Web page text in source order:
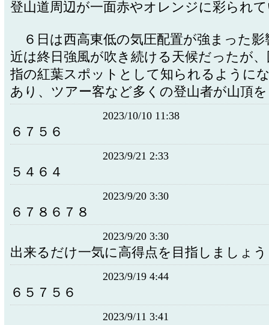
登山道周辺が一面赤やオレンジに彩られ
６日は西高東低の気圧配置が強まった影
近は終日強風が吹き続ける天候だったが
指の紅葉スポットとして知られるように
あり、ツアー客など多くの登山者が山頂
2023/10/10 11:38
６７５６
2023/9/21 2:33
５４６４
2023/9/20 3:30
６７８６７８
2023/9/20 3:30
出来るだけ一気に高得点を目指しましょ
2023/9/19 4:44
６５７５６
2023/9/11 3:41